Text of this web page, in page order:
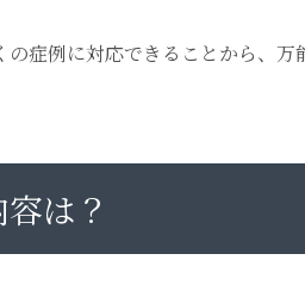
症例に対応できることから、万
は？